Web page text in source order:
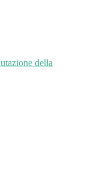
della